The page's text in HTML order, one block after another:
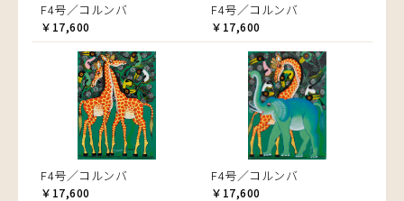
F4号／コルンバ
￥17,600
F4号／コルンバ
￥17,600
F4号／コルンバ
￥17,600
F4号／コルンバ
￥17,600